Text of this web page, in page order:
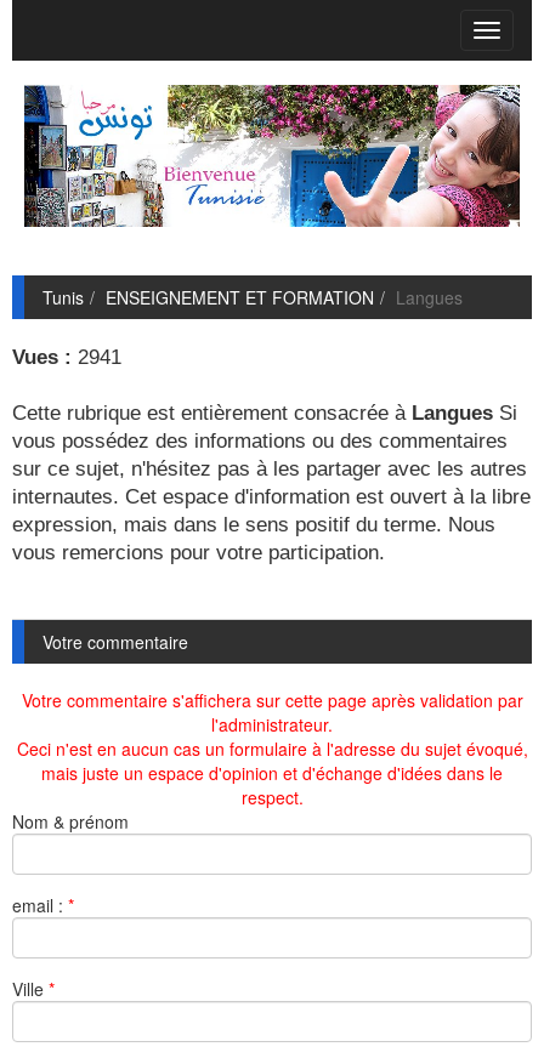
T
o
g
g
l
e
n
a
v
g
t
Tunis ENSEIGNEMENT ET FORMATION Langues
Vues : 2941
Cette rubrique est entièrement consacrée à Langues Si
vous possédez des informations ou des commentaires
sur ce sujet, n'hésitez pas à les partager avec les autres
internautes. Cet espace d'information est ouvert à la libre
expression, mais dans le sens positif du terme. Nous
vous remercions pour votre participation.
Votre commentaire
Votre commentaire s'affichera sur cette page après validation par
l'administrateur.
Ceci n'est en aucun cas un formulaire à l'adresse du sujet évoqué,
mais juste un espace d'opinion et d'échange d'idées dans le
respect.
Nom & prénom
email : *
Ville *